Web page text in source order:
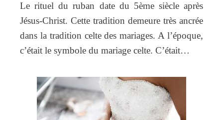
Le rituel du ruban date du 5ème siècle après
Jésus-Christ. Cette tradition demeure très ancrée
dans la tradition celte des mariages. A l’époque,
c’était le symbole du mariage celte. C’était…